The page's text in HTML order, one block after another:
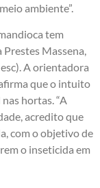
ambiente”.
tem
Prestes Massena,
A orientadora
que o intuito
hortas. “A
acredito que
com o objetivo de
o inseticida em